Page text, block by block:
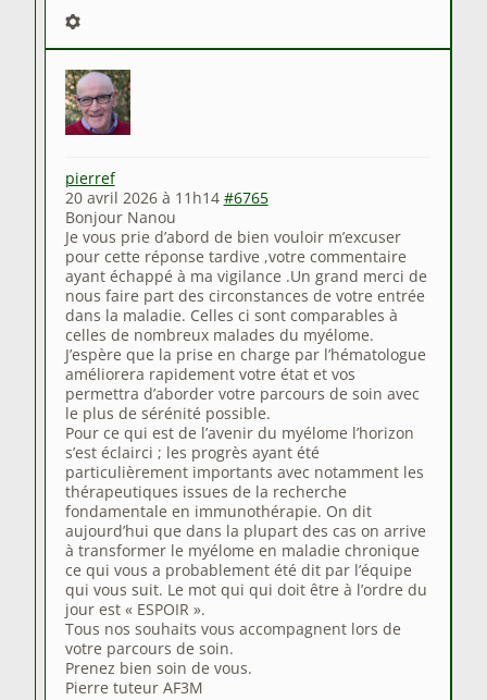
pierref
20 avril 2026 à 11h14 #6765
Bonjour Nanou
Je vous prie d’abord de bien vouloir m’excuser
pour cette réponse tardive ,votre commentaire
ayant échappé à ma vigilance .Un grand merci de
nous faire part des circonstances de votre entrée
dans la maladie. Celles ci sont comparables à
celles de nombreux malades du myélome.
J’espère que la prise en charge par l’hématologue
améliorera rapidement votre état et vos
permettra d’aborder votre parcours de soin avec
le plus de sérénité possible.
Pour ce qui est de l’avenir du myélome l’horizon
s’est éclairci ; les progrès ayant été
particulièrement importants avec notamment les
thérapeutiques issues de la recherche
fondamentale en immunothérapie. On dit
aujourd’hui que dans la plupart des cas on arrive
à transformer le myélome en maladie chronique
ce qui vous a probablement été dit par l’équipe
qui vous suit. Le mot qui qui doit être à l’ordre du
jour est « ESPOIR ».
Tous nos souhaits vous accompagnent lors de
votre parcours de soin.
Prenez bien soin de vous.
Pierre tuteur AF3M